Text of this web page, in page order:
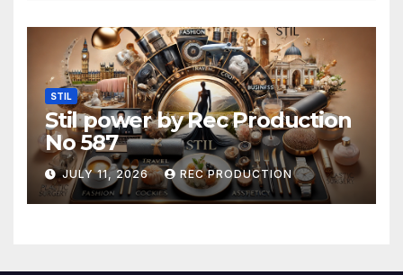
STIL
Stil power by Rec Production
No 587
JULY 11, 2026 REC PRODUCTION